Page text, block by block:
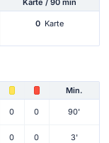
Karte / 90 min
0 Karte
Min.
0 0 90'
0 0 3'